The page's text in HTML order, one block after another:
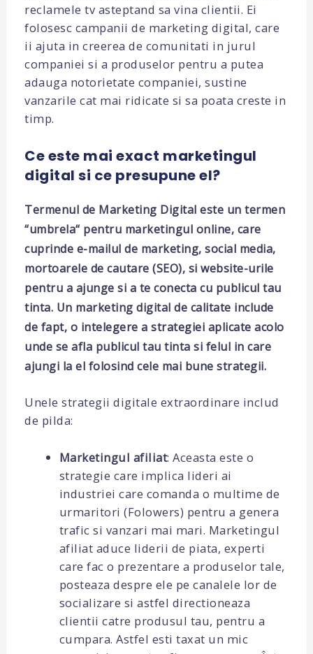
reclamele tv asteptand sa vina clientii. Ei
folosesc campanii de marketing digital, care
ii ajuta in creerea de comunitati in jurul
companiei si a produselor pentru a putea
adauga notorietate companiei, sustine
vanzarile cat mai ridicate si sa poata creste in
timp.
Ce este mai exact marketingul
digital si ce presupune el?
Termenul de Marketing Digital este un termen
“umbrela“ pentru marketingul online, care
cuprinde e-mailul de marketing, social media,
mortoarele de cautare (SEO), si website-urile
pentru a ajunge si a te conecta cu publicul tau
tinta. Un marketing digital de calitate include
de fapt, o intelegere a strategiei aplicate acolo
unde se afla publicul tau tinta si felul in care
ajungi la el folosind cele mai bune strategii.
Unele strategii digitale extraordinare includ
de pilda:
Marketingul afiliat: Aceasta este o
strategie care implica lideri ai
industriei care comanda o multime de
urmaritori (Folowers) pentru a genera
trafic si vanzari mai mari. Marketingul
afiliat aduce liderii de piata, experti
care fac o prezentare a produselor tale,
posteaza despre ele pe canalele lor de
socializare si astfel directioneaza
clientii catre produsul tau, pentru a
cumpara. Astfel esti taxat un mic